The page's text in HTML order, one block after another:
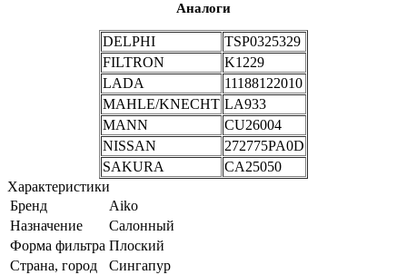
Аналоги
DELPHI
TSP0325329
FILTRON
K1229
LADA
11188122010
MAHLE/KNECHT LA933
MANN
CU26004
NISSAN
272775PA0D
SAKURA
CA25050
Характеристики
Бренд
Aiko
Назначение
Салонный
Форма фильтра Плоский
Страна, город
Сингапур